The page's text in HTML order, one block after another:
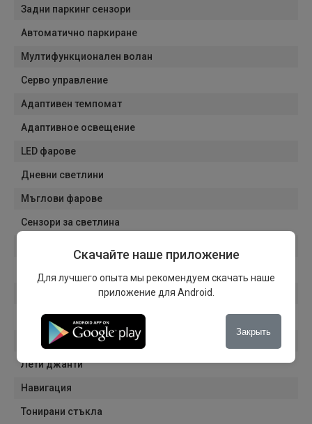
Задни паркинг сензори
Автоматично паркиране
Мултифункционален волан
Серво управление
Адаптивен темпомат
Адаптивное освещение
LED фарове
Дневни светлини
Мъглови фарове
Сензори за светлина
Електрически огледала
Автоматично затъмняване на вътрешното огледало
Лети джанти
Навигация
Тонирани стъкла
Скачайте наше приложение
Для лучшего опыта мы рекомендуем скачать наше
приложение для Android.
Закрыть